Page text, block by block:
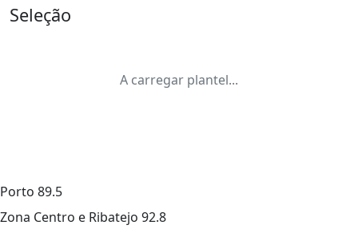
Seleção
A carregar plantel...
Porto 89.5
Zona Centro e Ribatejo 92.8